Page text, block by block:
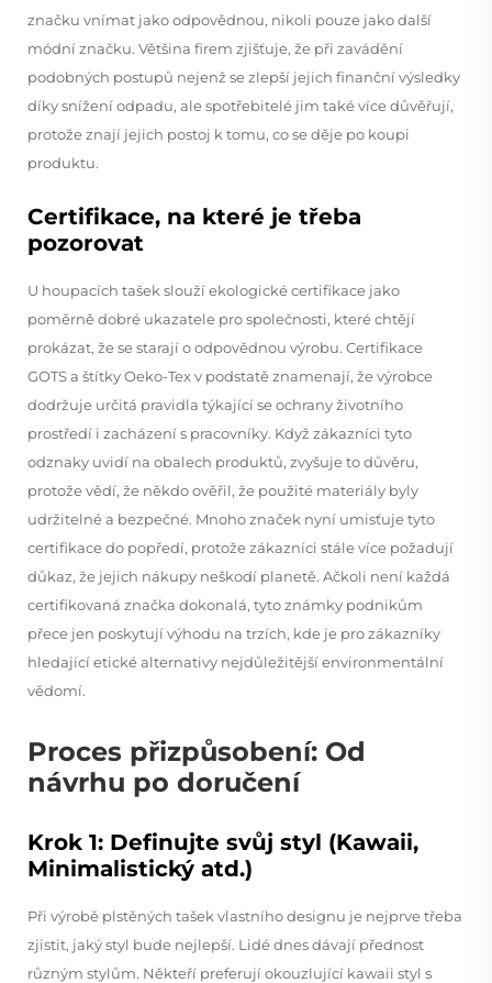
značku vnímat jako odpovědnou, nikoli pouze jako další
módní značku. Většina firem zjišťuje, že při zavádění
podobných postupů nejenž se zlepší jejich finanční výsledky
díky snížení odpadu, ale spotřebitelé jim také více důvěřují,
protože znají jejich postoj k tomu, co se děje po koupi
produktu.
Certifikace, na které je třeba
pozorovat
U houpacích tašek slouží ekologické certifikace jako
poměrně dobré ukazatele pro společnosti, které chtějí
prokázat, že se starají o odpovědnou výrobu. Certifikace
GOTS a štítky Oeko-Tex v podstatě znamenají, že výrobce
dodržuje určitá pravidla týkající se ochrany životního
prostředí i zacházení s pracovníky. Když zákazníci tyto
odznaky uvidí na obalech produktů, zvyšuje to důvěru,
protože vědí, že někdo ověřil, že použité materiály byly
udržitelné a bezpečné. Mnoho značek nyní umisťuje tyto
certifikace do popředí, protože zákazníci stále více požadují
důkaz, že jejich nákupy neškodí planetě. Ačkoli není každá
certifikovaná značka dokonalá, tyto známky podnikům
přece jen poskytují výhodu na trzích, kde je pro zákazníky
hledající etické alternativy nejdůležitější environmentální
vědomí.
Proces přizpůsobení: Od
návrhu po doručení
Krok 1: Definujte svůj styl (Kawaii,
Minimalistický atd.)
Při výrobě plstěných tašek vlastního designu je nejprve třeba
zjistit, jaký styl bude nejlepší. Lidé dnes dávají přednost
různým stylům. Někteří preferují okouzlující kawaii styl s